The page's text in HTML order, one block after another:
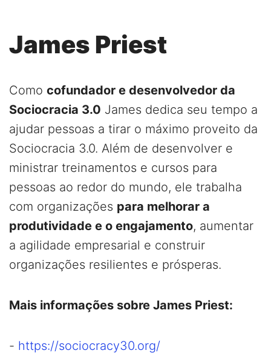
James Priest
Como cofundador e desenvolvedor da
Sociocracia 3.0 James dedica seu tempo a
ajudar pessoas a tirar o máximo proveito da
Sociocracia 3.0. Além de desenvolver e
ministrar treinamentos e cursos para
pessoas ao redor do mundo, ele trabalha
com organizações para melhorar a
produtividade e o engajamento, aumentar
a agilidade empresarial e construir
organizações resilientes e prósperas.
Mais informações sobre James Priest:
- https://sociocracy30.org/